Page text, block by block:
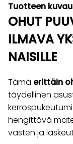
Tuotteen
OHUT
ILMAVA
NAISILLE
Tämä erittäin
täydellinen
hengittävä
vasten ja